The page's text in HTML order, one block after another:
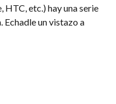
HTC, etc.) hay una serie
Echadle un vistazo a